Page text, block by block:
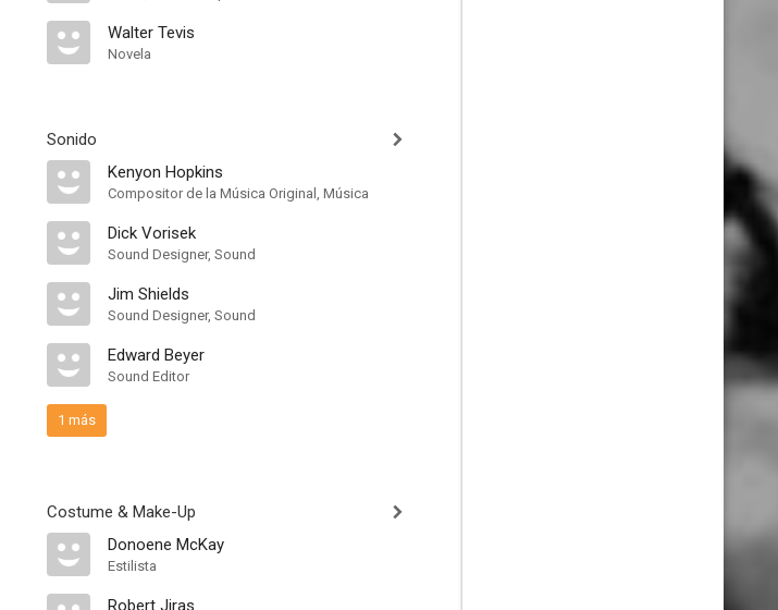
Walter Tevis
Novela
Sonido
Kenyon Hopkins
Compositor de la Música Original, Música
Dick Vorisek
Sound Designer, Sound
Jim Shields
Sound Designer, Sound
Edward Beyer
Sound Editor
1 más
Costume & Make-Up
Donoene McKay
Estilista
Robert Jiras